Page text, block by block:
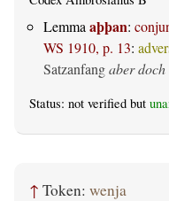
Lemma aþþan:
WS 1910, p. 13:
Satzanfangaber doch
Status: not verified but
↑ Token: wenja